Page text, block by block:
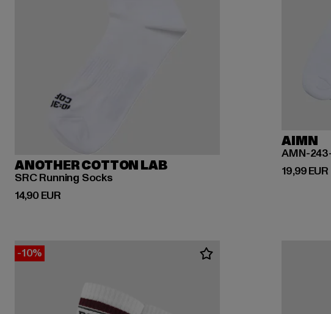
ANOTHER COTTON LAB
SRC Running Socks
14,90 EUR
Prix courant: 14,90 EUR
AIMN
19,99 EUR
Prix
-10%